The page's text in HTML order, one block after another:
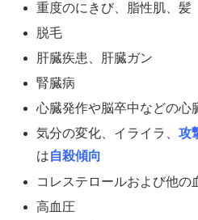
重度のにきび、脂性肌、髪
脱毛
肝臓疾患、肝臓ガン
腎臓病
心臓発作や脳卒中などの心
気分の変化、イライラ、攻
は自殺傾向
コレステロールおよび他の
高血圧